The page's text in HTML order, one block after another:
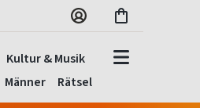
Kultur & Musik
Männer Rätsel